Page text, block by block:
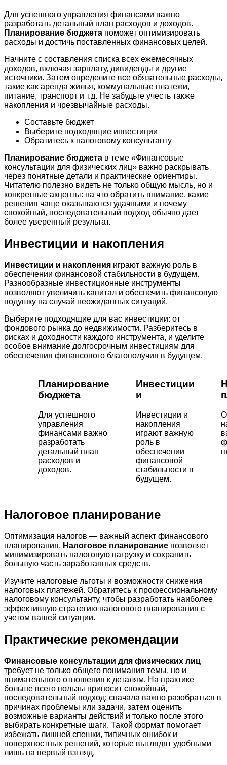
Для успешного управления финансами важно
разработать детальный план расходов и доходов.
Планирование бюджета поможет оптимизировать
расходы и достичь поставленных финансовых целей.
Начните с составления списка всех ежемесячных
доходов, включая зарплату, дивиденды и другие
источники. Затем определите все обязательные расходы,
такие как аренда жилья, коммунальные платежи,
питание, транспорт и т.д. Не забудьте учесть также
накопления и чрезвычайные расходы.
Составьте бюджет
Выберите подходящие инвестиции
Обратитесь к налоговому консультанту
Планирование бюджета в теме «Финансовые
консультации для физических лиц» важно раскрывать
через понятные детали и практические ориентиры.
Читателю полезно видеть не только общую мысль, но и
конкретные акценты: на что обратить внимание, какие
решения чаще оказываются удачными и почему
спокойный, последовательный подход обычно дает
более уверенный результат.
Инвестиции и накопления
Инвестиции и накопления играют важную роль в
обеспечении финансовой стабильности в будущем.
Разнообразные инвестиционные инструменты
позволяют увеличить капитал и обеспечить финансовую
подушку на случай неожиданных ситуаций.
Выберите подходящие для вас инвестиции: от
фондового рынка до недвижимости. Разберитесь в
рисках и доходности каждого инструмента, и уделите
особое внимание долгосрочным инвестициям для
обеспечения финансового благополучия в будущем.
Планирование
бюджета
Для успешного
управления
финансами важно
разработать
детальный план
расходов и
доходов.
Инвестиции
и
Инвестиции и
накопления
играют важную
роль в
обеспечении
финансовой
стабильности в
будущем.
Налоговое планирование
Оптимизация налогов — важный аспект финансового
планирования. Налоговое планирование позволяет
минимизировать налоговую нагрузку и сохранить
большую часть заработанных средств.
Изучите налоговые льготы и возможности снижения
налоговых платежей. Обратитесь к профессиональному
налоговому консультанту, чтобы разработать наиболее
эффективную стратегию налогового планирования с
учетом вашей ситуации.
Практические рекомендации
Финансовые консультации для физических лиц
требует не только общего понимания темы, но и
внимательного отношения к деталям. На практике
больше всего пользы приносит спокойный,
последовательный подход: сначала важно разобраться в
причинах проблемы или задачи, затем оценить
возможные варианты действий и только после этого
выбирать конкретные шаги. Такой формат помогает
избежать лишней спешки, типичных ошибок и
поверхностных решений, которые выглядят удобными
лишь на первый взгляд.